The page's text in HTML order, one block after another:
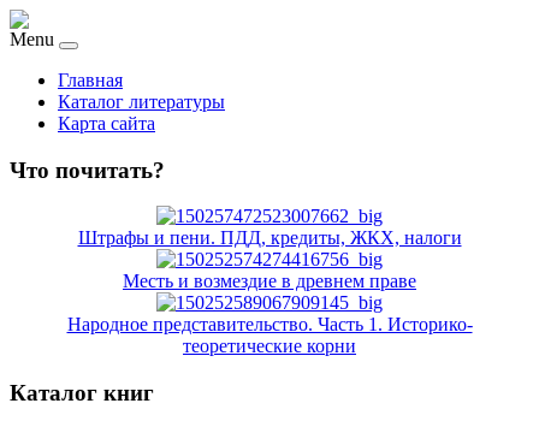
Menu
Главная
Каталог литературы
Карта сайта
Что почитать?
Штрафы и пени. ПДД, кредиты, ЖКХ, налоги
Месть и возмездие в древнем праве
Народное представительство. Часть 1. Историко-
теоретические корни
Каталог книг